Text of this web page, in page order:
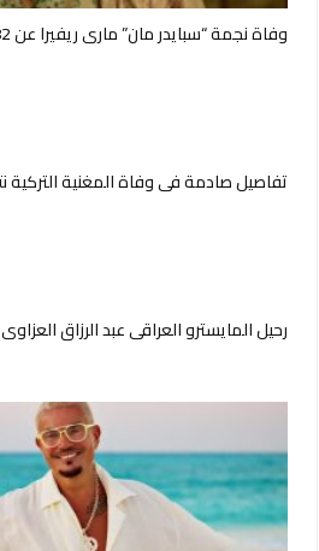
وفاة نجمة “سبايدر مان” ماري ريفيرا عن 82 عامًا
تفاصيل صادمة في وفاة المغنية التركية Güllü.. ابنتها قتلتها عمداً
رحيل المايسترو العراقي عبد الرزاق العزاوي